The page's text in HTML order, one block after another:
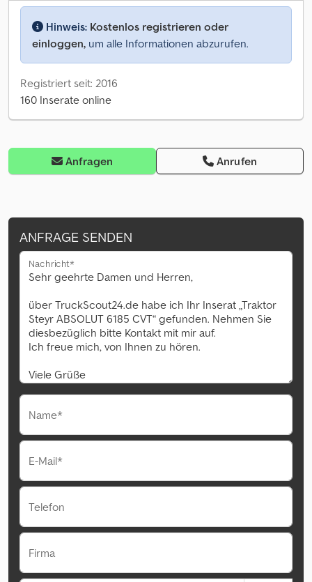
Hinweis: Kostenlos registrieren oder
einloggen, um alle Informationen abzurufen.
Registriert seit: 2016
160 Inserate online
Anfragen Anrufen
ANFRAGE SENDEN
Nachricht*
Name*
E-Mail*
Telefon
Firma